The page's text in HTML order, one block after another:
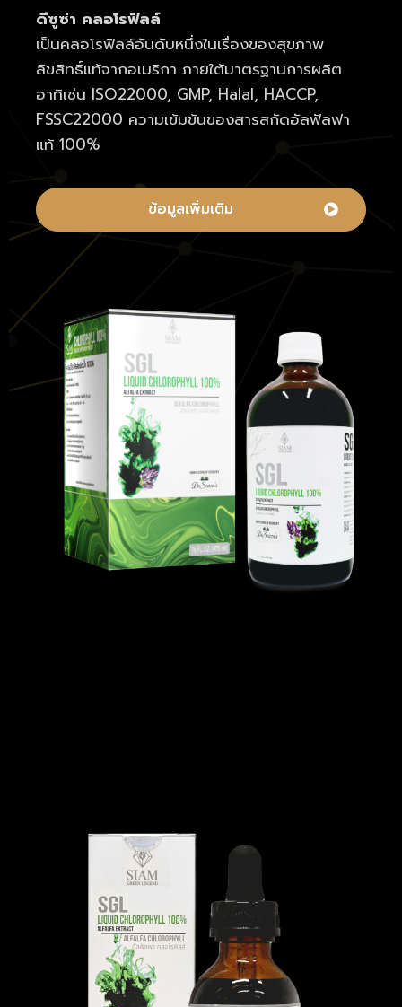
ดีซูซ่า คลอโรฟิลล์
เป็นคลอโรฟิลล์อันดับหนึ่งในเรื่องของสุขภาพ
ลิขสิทธิ์แท้จากอเมริกา ภายใต้มาตรฐานการผลิต
อาทิเช่น ISO22000, GMP, Halal, HACCP,
FSSC22000 ความเข้มข้นของสารสกัดอัลฟัลฟา
แท้ 100%
ข้อมูลเพิ่มเติม